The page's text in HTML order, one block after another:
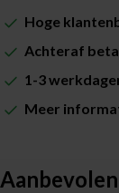
Hoge
Achteraf
1-3
Meer